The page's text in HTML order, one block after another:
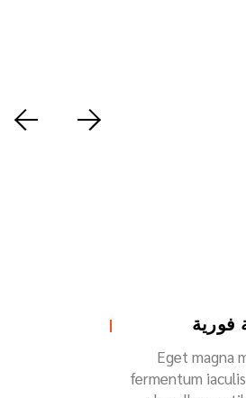
فورية
Eget magna
fermentum